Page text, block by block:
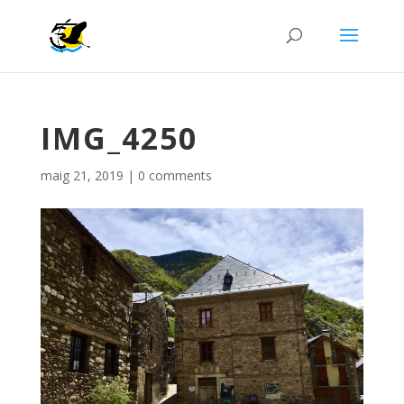
IMG_4250
maig 21, 2019 | 0 comments